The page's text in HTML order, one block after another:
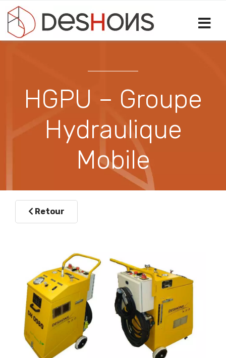
HGPU – Groupe
Hydraulique
Mobile
Retour